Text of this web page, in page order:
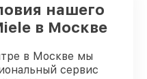
нашего
в Москве
в Москве мы
сервис